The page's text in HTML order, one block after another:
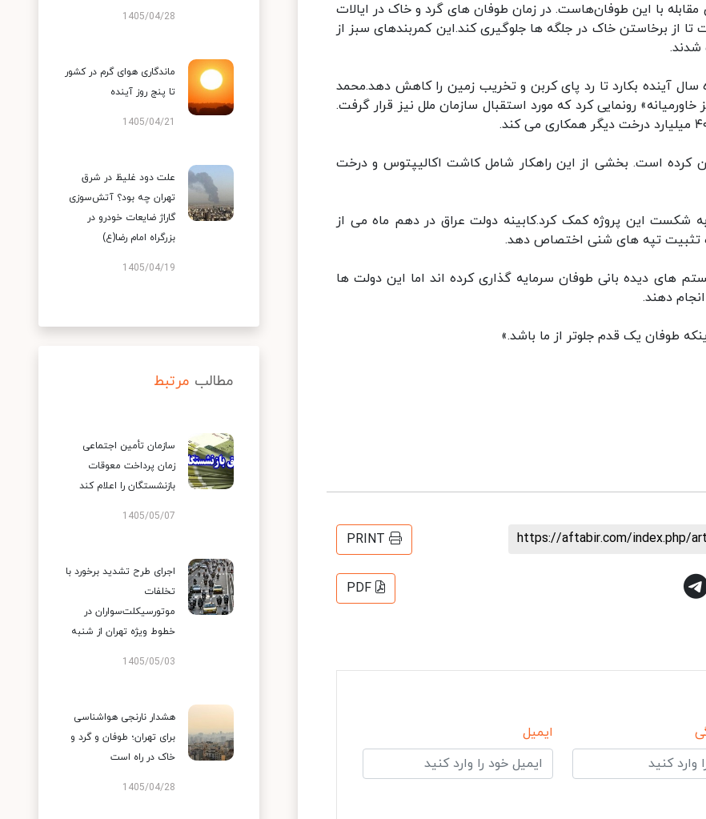
با این طوفان‌هاست. در زمان طوفان های گرد و خاک در ایالات
درخت کاشت تا از برخاستن خاک در جلگه ها جلوگیری کند.این کمربندهای سبز از
شدند.
درخت در طول ده سال آینده بکارد تا رد پای کربن و تخریب زمین را کاهش دهد.محمد
رونمایی کرد که مورد استقبال سازمان ملل نیز قرار گرفت.
کرده است. بخشی از این راهکار شامل کاشت اکالیپتوس و درخت
شکست این پروژه کمک کرد.کابینه دولت عراق در دهم ماه می از
های دیده بانی طوفان سرمایه گذاری کرده اند اما این دولت ها
دهند.
طوفان یک قدم جلوتر از ما باشد.»
https://aftabir.com/index.php/
PRINT
PDF
ایمیل
1405/04/28
ماندگاری هوای گرم در کشور
تا پنج روز آینده
1405/04/21
علت دود غلیظ در شرق
تهران چه بود؟ آتش‌سوزی
گاراژ ضایعات خودرو در
بزرگراه امام رضا(ع)
1405/04/19
مطالب مرتبط
سازمان تأمین اجتماعی
زمان پرداخت معوقات
بازنشستگان را اعلام کند
1405/05/07
اجرای طرح تشدید برخورد با
تخلفات
موتورسیکلت‌سواران در
خطوط ویژه تهران از شنبه
1405/05/03
هشدار نارنجی هواشناسی
برای تهران؛ طوفان و گرد و
خاک در راه است
1405/04/28